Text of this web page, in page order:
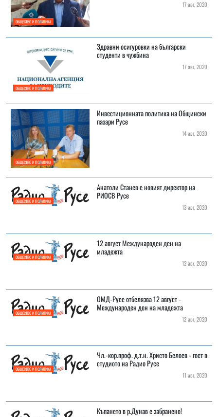
ОБЩЕСТВО И ПОЛИТИКА
17 авг, 2020
ОБЩЕСТВО И ПОЛИТИКА
Здравни осигуровки на български
студенти в чужбина
17 авг, 2020
ОБЩЕСТВО И ПОЛИТИКА
Инвестиционната политика на Общински
пазари Русе
14 авг, 2020
ОБЩЕСТВО И ПОЛИТИКА
Анатоли Станев е новият директор на
РИОСВ Русе
13 авг, 2020
ОБЩЕСТВО И ПОЛИТИКА
12 август Международен ден на
младежта
12 авг, 2020
ОБЩЕСТВО И ПОЛИТИКА
ОМД-Русе отбелязва 12 август -
Международен ден на младежта
12 авг, 2020
ОБЩЕСТВО И ПОЛИТИКА
Чл.-кор.проф. д.т.н. Христо Белоев - гост в
студиото на Радио Русе
11 авг, 2020
Къпането в р.Дунав е забранено!